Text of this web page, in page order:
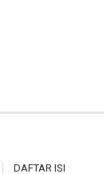
DAFTAR ISI